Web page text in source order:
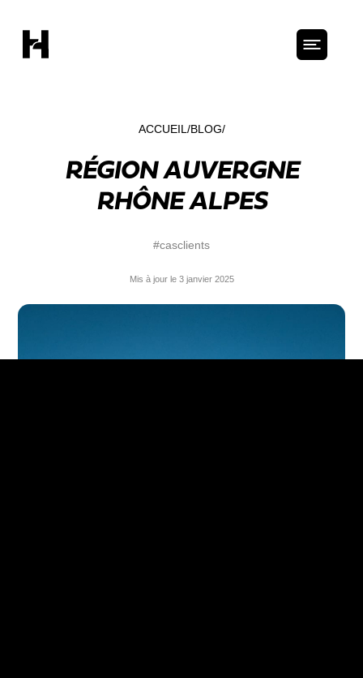
ACCUEIL BLOG
RÉGION AUVERGNE
RHÔNE ALPES
#casclients
Mis à jour le 3 janvier 2025